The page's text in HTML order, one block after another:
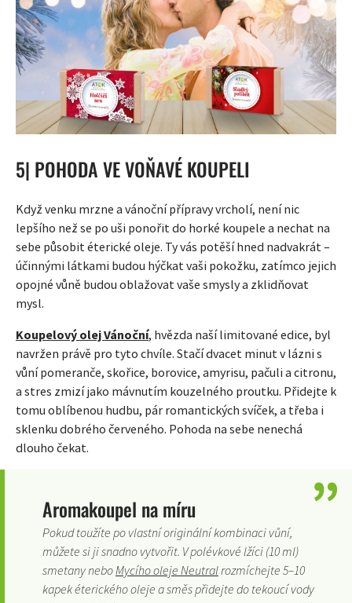
5| POHODA VE VOŇAVÉ KOUPELI
Když venku mrzne a vánoční přípravy vrcholí, není nic
lepšího než se po uši ponořit do horké koupele a nechat na
sebe působit éterické oleje. Ty vás potěší hned nadvakrát –
účinnými látkami budou hýčkat vaši pokožku, zatímco jejich
opojné vůně budou oblažovat vaše smysly a zklidňovat
mysl.
Koupelový olej Vánoční, hvězda naší limitované edice, byl
navržen právě pro tyto chvíle. Stačí dvacet minut v lázni s
vůní pomeranče, skořice, borovice, amyrisu, pačuli a citronu,
a stres zmizí jako mávnutím kouzelného proutku. Přidejte k
tomu oblíbenou hudbu, pár romantických svíček, a třeba i
sklenku dobrého červeného. Pohoda na sebe nenechá
dlouho čekat.
Aromakoupel na míru
Pokud toužíte po vlastní originální kombinaci vůní,
můžete si ji snadno vytvořit. V polévkové lžíci (10 ml)
smetany nebo Mycího oleje Neutral rozmíchejte 5–10
kapek éterického oleje a směs přidejte do tekoucí vody